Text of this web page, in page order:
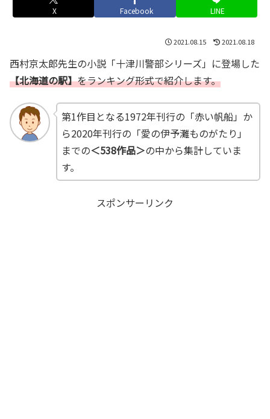
X Facebook LINE
2021.08.15 2021.08.18
西村京太郎先生の小説「十津川警部シリーズ」に登場した
【北海道の駅】をランキング形式で紹介します。
第1作目となる1972年刊行の「赤い帆船」か
ら2020年刊行の「愛の伊予灘ものがたり」
までの＜538作品＞の中から集計していま
す。
スポンサーリンク